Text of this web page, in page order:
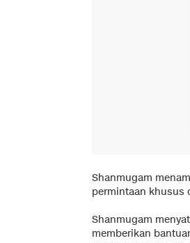
Shanmugam
permintaan khusus
Shanmugam
memberikan